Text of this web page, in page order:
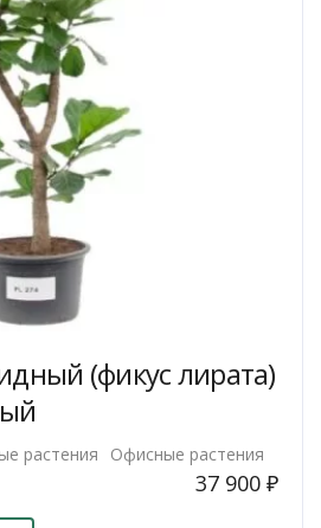
(фикус лирата)
растения
Офисные растения
37 900 ₽